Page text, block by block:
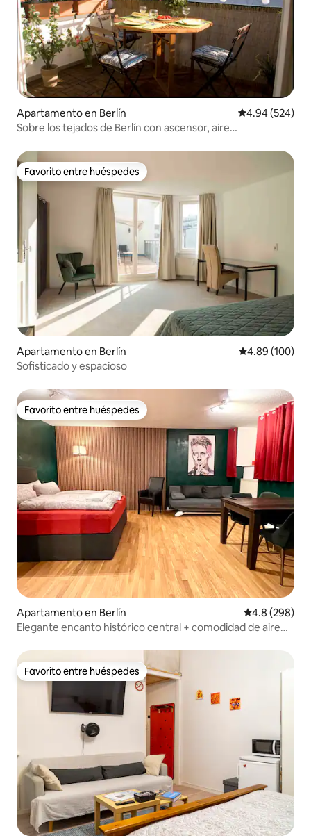
Apartamento en Berlín Calificación
4.94 (524)
Sobre los tejados de Berlín con ascensor, aire
Favorito entre huéspedes
Favorito entre huéspedes
Apartamento en Berlín Calificación
4.89 (100)
Sofisticado y espacioso
Favorito entre huéspedes
Favorito entre huéspedes
Apartamento en Berlín Calificación
4.8 (298)
Elegante encanto histórico central + comodidad de aire
Favorito entre huéspedes
Favorito entre huéspedes